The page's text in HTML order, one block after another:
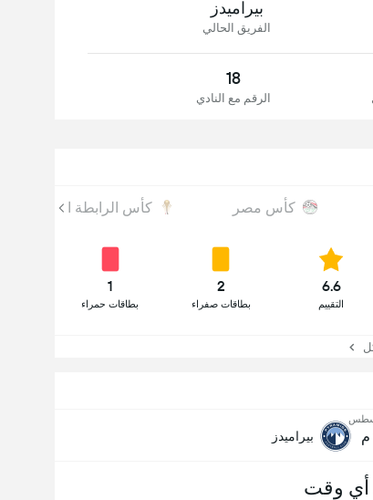
بيراميدز
الفريق الحالي
18
الرقم مع النادي
كأس مصر كأس الرابطة المصرية
6.6
التقييم
2
بطاقات صفراء
1
بطاقات حمراء
بيراميدز
أي وقت